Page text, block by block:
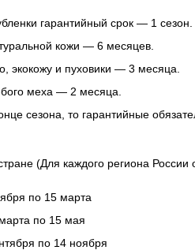
гарантийный срок — 1 сезон.
кожи — 6 месяцев.
экокожу и пуховики — 3 месяца.
меха — 2 месяца.
сезона, то гарантийные
(Для каждого региона России
по 15 марта
по 15 мая
по 14 ноября